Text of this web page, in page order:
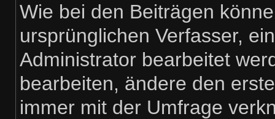
Wie bei den Beiträgen
ursprünglichen Verfasser,
Administrator bearbeitet
bearbeiten, ändere den
immer mit der Umfrage